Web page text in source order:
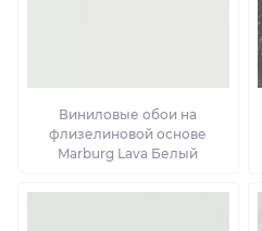
Виниловые обои на
флизелиновой основе
Marburg Lava Белый